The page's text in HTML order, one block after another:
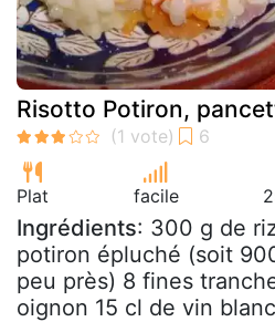
Risotto Potiron,
Plat facile
Ingrédients: 300 g de
potiron épluché (soit
peu près) 8 fines
oignon 15 cl de vin